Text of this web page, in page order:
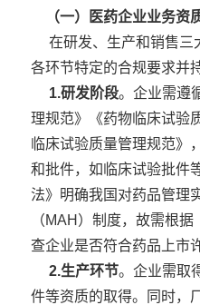
（一）医药企业业务资
在研发、生产和销售三
各环节特定的合规要求并
1.研发阶段。企业需遵
理规范》《药物临床试验
临床试验质量管理规范》
和批件，如临床试验批件
法》明确我国对药品管理
（MAH）制度，故需根
查企业是否符合药品上市
2.生产环节。企业需取
件等资质的取得。同时，